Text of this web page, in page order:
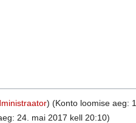
) (Konto loomise aeg:
24. mai 2017 kell 20:10)